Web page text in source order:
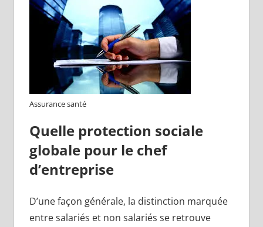
Assurance santé
Quelle protection sociale
globale pour le chef
d’entreprise
D’une façon générale, la distinction marquée
entre salariés et non salariés se retrouve